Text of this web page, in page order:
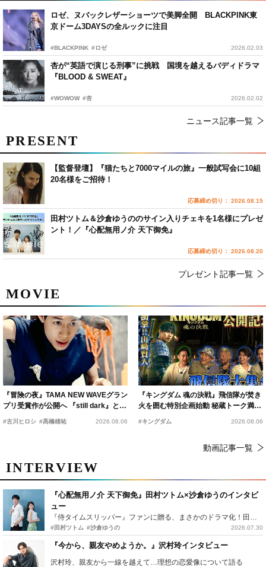
ロゼ、ヌバックレザーショーツで美脚全開 BLACKPINK東
京ドーム3DAYSの全ルックに注目
#BLACKPINK #ロゼ 2026.02.03
杏が“英語で演じる刑事”に挑戦 国境を越えるバディドラマ
『BLOOD & SWEAT』
#WOWOW #杏 2026.02.02
ニュース記事一覧
MOVIE
『冒険の夜』TAMA NEW WAVEグラン
プリ受賞作が公開へ 『still dark』と同
時上映決定
#古川ヒロシ #髙橋雄祐 2026.08.06
『キングダム 魂の決戦』飛信隊が焚き
火を囲む特別企画始動 秘蔵トーク満載
の“キングダムキャンプ”開催
#キングダム 2026.08.06
動画記事一覧
INTERVIEW
『心配無用ノ介 天下御免』田村ツトム×沙倉ゆうのインタビ
ュー
『侍タイムスリッパー』ファンに贈る、まさかのドラマ化！田村ツトム×沙倉ゆうのが語る『心配無用ノ介』撮影秘話
#田村ツトム #沙倉ゆうの 2026.07.30
『今から、親友やめようか。』沢村玲インタビュー
沢村玲、親友から一線を越えて…理想の恋愛像について語る
PRESENT
【監督登壇】『猫たちと7000マイルの旅』一般試写会に10組
20名様をご招待！
応募締め切り： 2026.08.15
田村ツトム＆沙倉ゆうののサイン入りチェキを1名様にプレゼ
ント！／『心配無用ノ介 天下御免』
応募締め切り： 2026.08.20
プレゼント記事一覧